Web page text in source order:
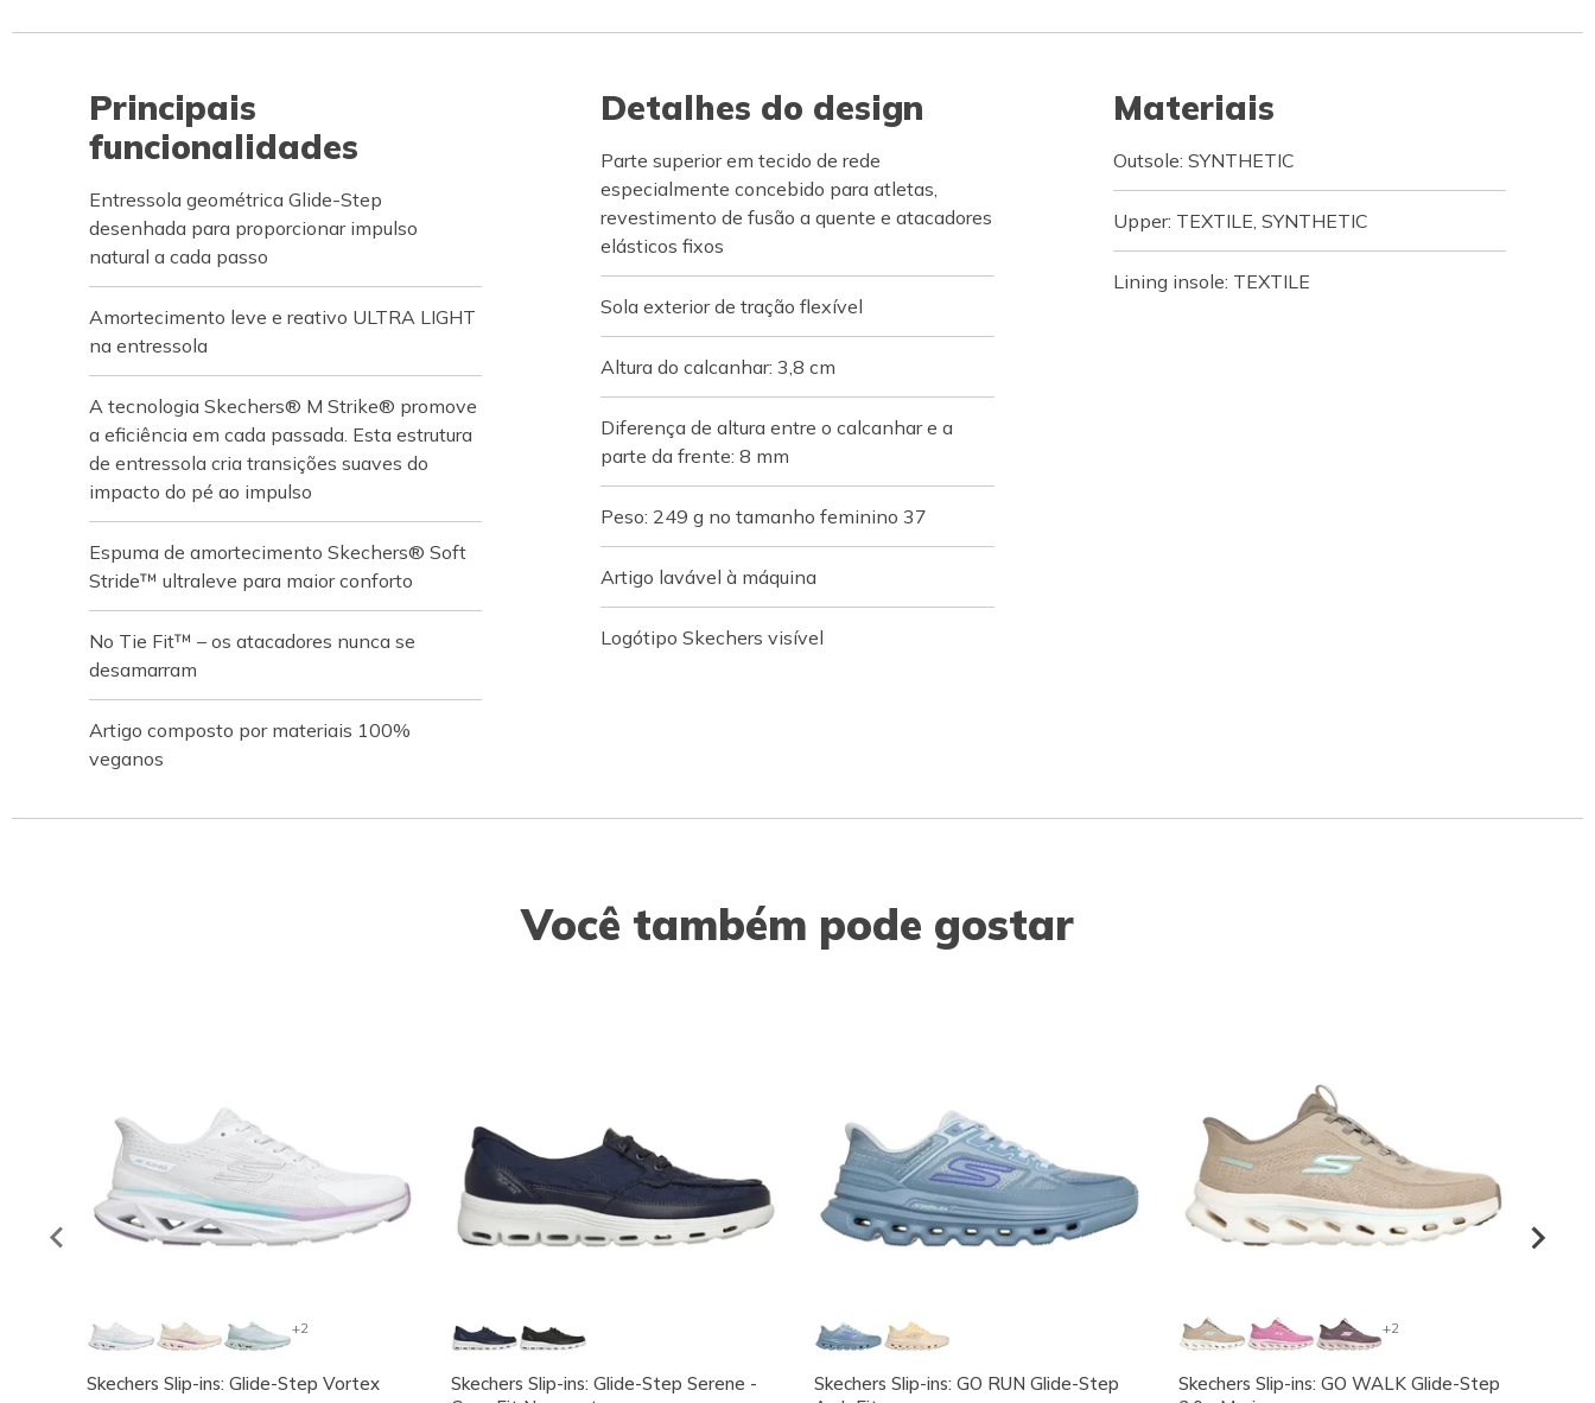
Principais
funcionalidades
Entressola geométrica Glide-Step
desenhada para proporcionar impulso
natural a cada passo
Amortecimento leve e reativo ULTRA LIGHT
na entressola
A tecnologia Skechers® M Strike® promove
a eficiência em cada passada. Esta estrutura
de entressola cria transições suaves do
impacto do pé ao impulso
Espuma de amortecimento Skechers® Soft
Stride™ ultraleve para maior conforto
No Tie Fit™ – os atacadores nunca se
desamarram
Artigo composto por materiais 100%
veganos
Detalhes do design
Parte superior em tecido de rede
especialmente concebido para atletas,
revestimento de fusão a quente e atacadores
elásticos fixos
Sola exterior de tração flexível
Altura do calcanhar: 3,8 cm
Diferença de altura entre o calcanhar e a
parte da frente: 8 mm
Peso: 249 g no tamanho feminino 37
Artigo lavável à máquina
Logótipo Skechers visível
Materiais
Outsole: SYNTHETIC
Upper: TEXTILE, SYNTHETIC
Lining insole: TEXTILE
Você também pode gostar
+2
Skechers Slip-ins: Glide-Step Vortex
Skechers Slip-ins: Glide-Step Serene -
Skechers Slip-ins: GO RUN Glide-Step
+2
Skechers Slip-ins: GO WALK Glide-Step